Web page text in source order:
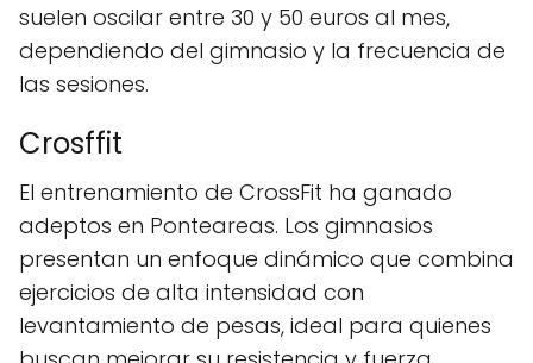
suelen oscilar entre 30 y 50 euros al mes,
dependiendo del gimnasio y la frecuencia de
las sesiones.
Crosffit
El entrenamiento de CrossFit ha ganado
adeptos en Ponteareas. Los gimnasios
presentan un enfoque dinámico que combina
ejercicios de alta intensidad con
levantamiento de pesas, ideal para quienes